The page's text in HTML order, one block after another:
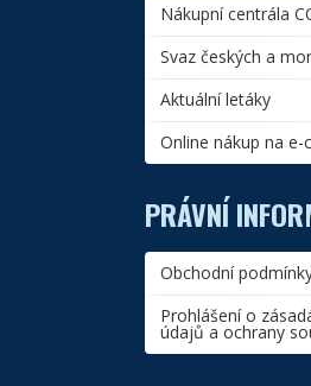
Nákupní centrála
Svaz českých a
Aktuální letáky
Online nákup na e-
PRÁVNÍ
Obchodní
Prohlášení o
údajů a ochrany